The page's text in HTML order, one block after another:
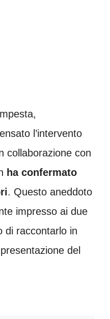
l’intervento
collaborazione con
ha confermato
. Questo aneddoto
impresso ai due
di raccontarlo in
del